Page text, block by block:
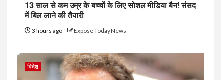
13 साल से कम उम्र के बच्चों के लिए सोशल मीडिया बैन! संसद
में बिल लाने की तैयारी
3 hours ago Expose Today News
विदेश